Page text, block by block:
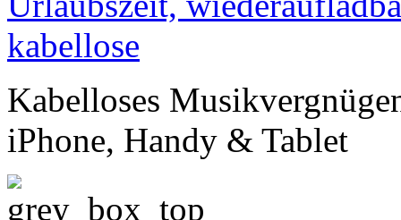
Kabelloses
iPhone, Handy & Tablet